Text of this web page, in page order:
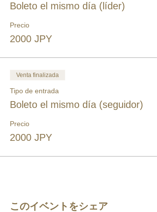
Boleto el mismo día (líder)
Precio
2000 JPY
Venta finalizada
Tipo de entrada
Boleto el mismo día (seguidor)
Precio
2000 JPY
このイベントをシェア